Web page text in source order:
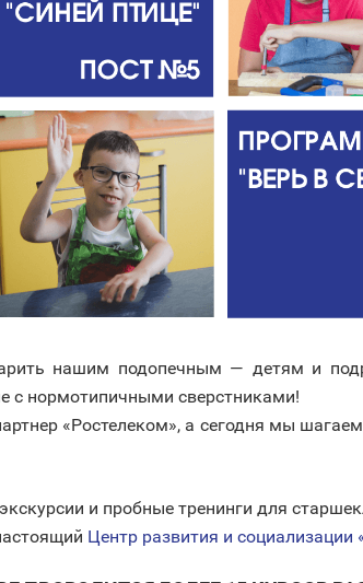
нашим подопечным — детям и
с нормотипичными сверстниками!
«Ростелеком», а сегодня мы
и пробные тренинги для
Центр развития и социализации